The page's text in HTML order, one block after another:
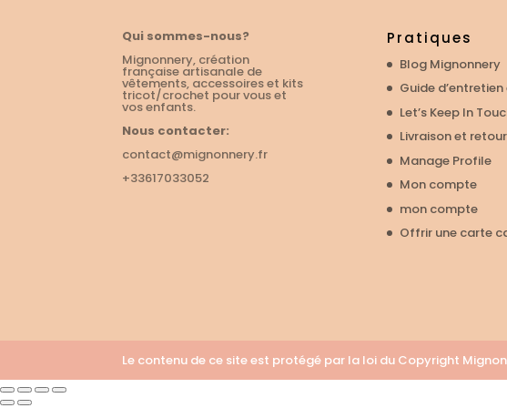
Qui sommes-nous?
Mignonnery, création
française artisanale de
vêtements, accessoires et kits
tricot/crochet pour vous et
vos enfants.
Nous contacter:
contact@mignonnery.fr
+33617033052
Pratiques
Blog Mignonnery
Guide
Let’s Keep In
Livraison et retour
Manage Profile
Mon compte
mon compte
Offrir une carte
Le contenu de ce site est protégé par la loi du Copyright